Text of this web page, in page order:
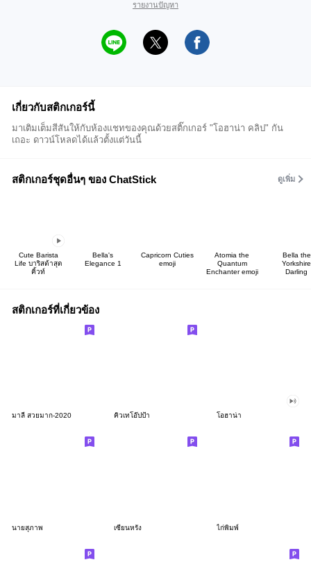
รายงานปัญหา
เกี่ยวกับสติกเกอร์นี้
มาเติมเต็มสีสันให้กับห้องแชทของคุณด้วยสติ๊กเกอร์ "โอฮาน่า คลิป" กัน
เถอะ ดาวน์โหลดได้แล้วตั้งแต่วันนี้
สติกเกอร์ชุดอื่นๆ ของ ChatStick ดูเพิ่ม
Cute Barista
Life บาริสต้าสุด
คิ้วท์
Bella's
Elegance 1
Capricorn Cuties
emoji
Atomia the
Quantum
Enchanter emoji
Bella the
Yorkshire
Darling
สติกเกอร์ที่เกี่ยวข้อง
มาลี สวยมาก-2020 คิวเทโอ๊ปป้า โอฮาน่า
นายสุภาพ เซียนหรั่ง ไก่พิมพ์